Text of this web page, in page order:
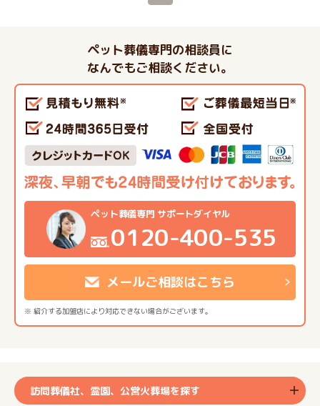
ペット葬儀専門の相談員に
なんでもご相談ください。
※ 紹介する加盟店により対応できない場合がございます。
メールご相談はこちら
ペット葬儀専門 サポートダイヤル
0120-400-535
訪問葬儀社、霊園、公営火葬場を探す